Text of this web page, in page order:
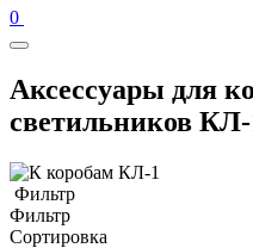
0
Аксессуары для
светильников КЛ-
Фильтр
Фильтр
Сортировка